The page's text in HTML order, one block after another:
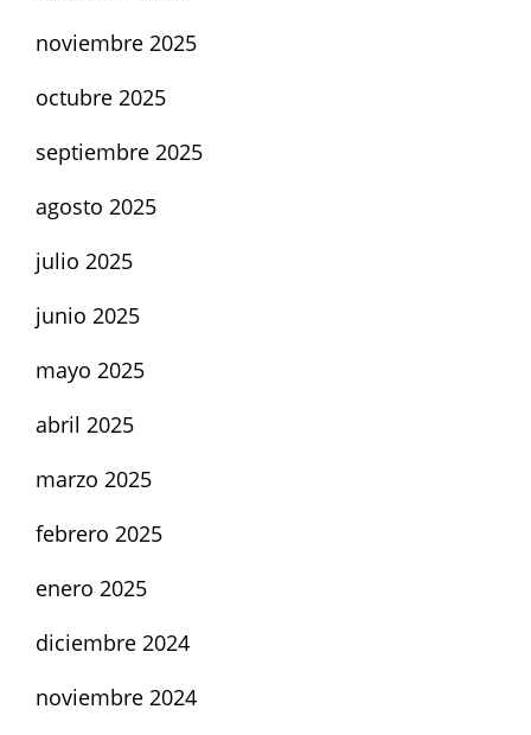
noviembre 2025
octubre 2025
septiembre 2025
agosto 2025
julio 2025
junio 2025
mayo 2025
abril 2025
marzo 2025
febrero 2025
enero 2025
diciembre 2024
noviembre 2024